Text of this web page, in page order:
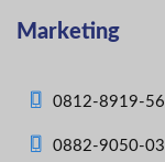
Marketing
0812-8919-
0882-9050-